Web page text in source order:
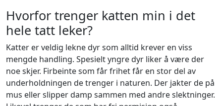
Hvorfor trenger katten min i det
hele tatt leker?
Katter er veldig lekne dyr som alltid krever en viss
mengde handling. Spesielt yngre dyr liker å være der
noe skjer. Firbeinte som får frihet får en stor del av
underholdningen de trenger i naturen. Der jakter de på
mus eller slipper damp sammen med andre slektninger.